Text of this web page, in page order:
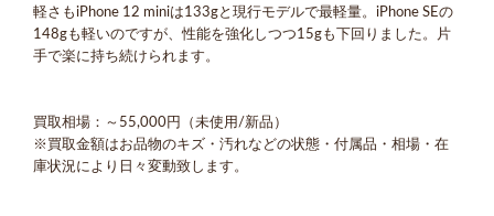
軽さもiPhone 12 miniは133gと現行モデルで最軽量。iPhone SEの
148gも軽いのですが、性能を強化しつつ15gも下回りました。片
手で楽に持ち続けられます。
買取相場：～55,000円（未使用/新品）
※買取金額はお品物のキズ・汚れなどの状態・付属品・相場・在
庫状況により日々変動致します。